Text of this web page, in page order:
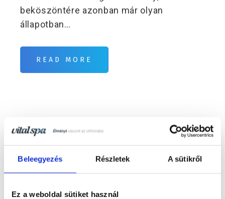
Beleegyezés Részletek A sütikről
Ez a weboldal sütiket használ
beköszöntére azonban már olyan
állapotban…
READ MORE